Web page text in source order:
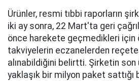
Ürünler, resmi tıbbi raporların
iki ay sonra, 22 Mart'ta geri
önce harekete geçmedikleri için
takviyelerin eczanelerden
alınabildiğini belirtti. Şirketin son
yaklaşık bir milyon paket